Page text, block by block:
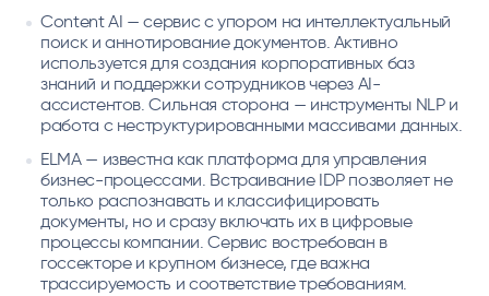
Content AI — сервис с упором на интеллектуальный
поиск и аннотирование документов. Активно
используется для создания корпоративных баз
знаний и поддержки сотрудников через AI-
ассистентов. Сильная сторона — инструменты NLP и
работа с неструктурированными массивами данных.
ELMA — известна как платформа для управления
бизнес-процессами. Встраивание IDP позволяет не
только распознавать и классифицировать
документы, но и сразу включать их в цифровые
процессы компании. Сервис востребован в
госсекторе и крупном бизнесе, где важна
трассируемость и соответствие требованиям.